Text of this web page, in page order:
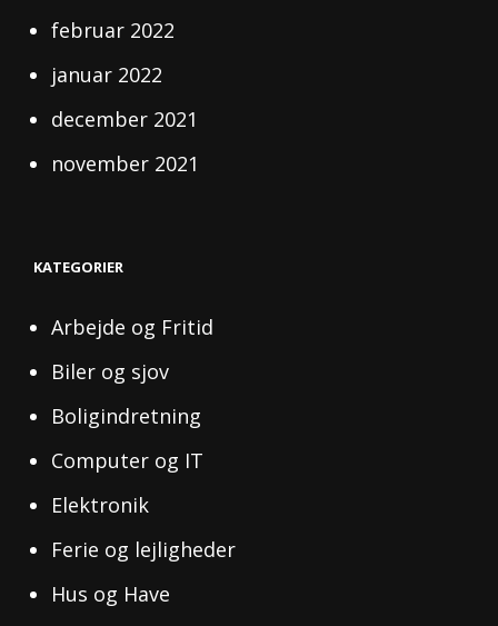
februar 2022
januar 2022
december 2021
november 2021
KATEGORIER
Arbejde og Fritid
Biler og sjov
Boligindretning
Computer og IT
Elektronik
Ferie og lejligheder
Hus og Have